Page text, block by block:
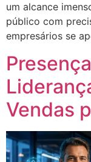
um alcance
público com
empresários se
Vendas